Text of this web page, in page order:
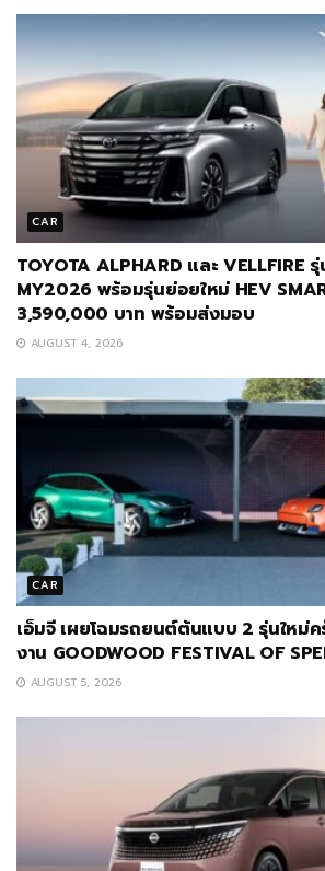
CAR
TOYOTA ALPHARD และ VELLFIRE
MY2026 พร้อมรุ่นย่อยใหม่ HEV
3,590,000 บาท พร้อมส่งมอบ
AUGUST 4, 2026
CAR
เอ็มจี เผยโฉมรถยนต์ต้นแบบ 2 รุ่นใหม่
งาน GOODWOOD FESTIVAL OF
AUGUST 5, 2026